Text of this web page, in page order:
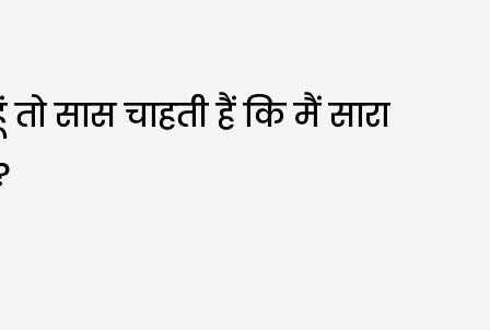
सास चाहती हैं कि मैं सारा